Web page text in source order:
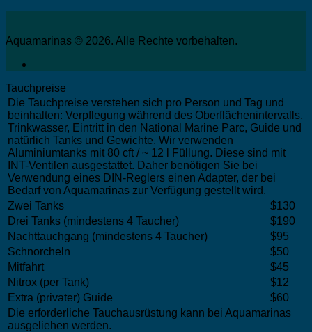
Aquamarinas © 2026. Alle Rechte vorbehalten.
Tauchpreise
Die Tauchpreise verstehen sich pro Person und Tag und
beinhalten: Verpflegung während des Oberflächenintervalls,
Trinkwasser, Eintritt in den National Marine Parc, Guide und
natürlich Tanks und Gewichte. Wir verwenden
Aluminiumtanks mit 80 cft / ~ 12 l Füllung. Diese sind mit
INT-Ventilen ausgestattet. Daher benötigen Sie bei
Verwendung eines DIN-Reglers einen Adapter, der bei
Bedarf von Aquamarinas zur Verfügung gestellt wird.
Zwei Tanks
$130
Drei Tanks (mindestens 4 Taucher)
$190
Nachttauchgang (mindestens 4 Taucher)
$95
Schnorcheln
$50
Mitfahrt
$45
Nitrox (per Tank)
$12
Extra (privater) Guide
$60
Die erforderliche Tauchausrüstung kann bei Aquamarinas
ausgeliehen werden.